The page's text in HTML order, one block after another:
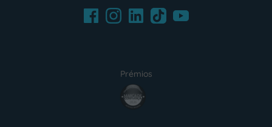
FacebookInstagramLinkedInTikTokYoutube
Prémios
award4